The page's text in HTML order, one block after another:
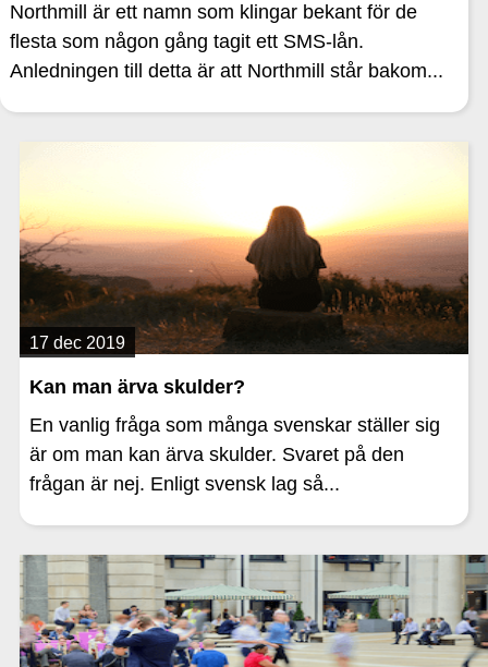
Northmill är ett namn som klingar bekant för de
flesta som någon gång tagit ett SMS-lån.
Anledningen till detta är att Northmill står bakom...
17 dec 2019
Kan man ärva skulder?
En vanlig fråga som många svenskar ställer sig
är om man kan ärva skulder. Svaret på den
frågan är nej. Enligt svensk lag så...